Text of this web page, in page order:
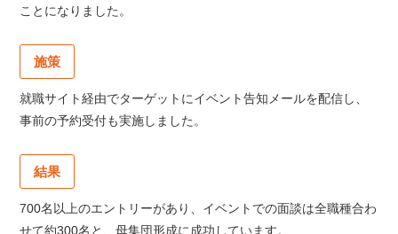
ことになりました。
施策
就職サイト経由でターゲットにイベント告知メールを配信し、
事前の予約受付も実施しました。
結果
700名以上のエントリーがあり、イベントでの面談は全職種合わ
せて約300名と、母集団形成に成功しています。